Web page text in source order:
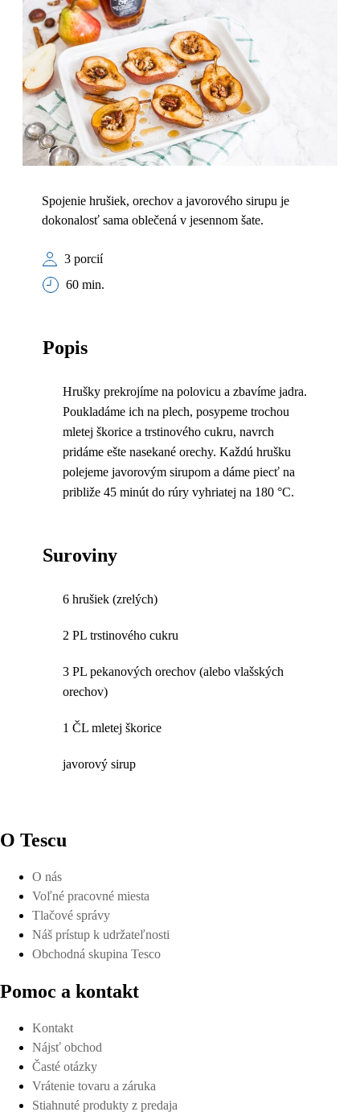
Spojenie hrušiek, orechov a javorového sirupu je
dokonalosť sama oblečená v jesennom šate.
3 porcií
60 min.
Popis
Hrušky prekrojíme na polovicu a zbavíme jadra.
Poukladáme ich na plech, posypeme trochou
mletej škorice a trstinového cukru, navrch
pridáme ešte nasekané orechy. Každú hrušku
polejeme javorovým sirupom a dáme piecť na
približe 45 minút do rúry vyhriatej na 180 °C.
Suroviny
6 hrušiek (zrelých)
2 PL trstinového cukru
3 PL pekanových orechov (alebo vlašských
orechov)
1 ČL mletej škorice
javorový sirup
O Tescu
O nás
Voľné pracovné miesta
Tlačové správy
Náš prístup k udržateľnosti
Obchodná skupina Tesco
Pomoc a kontakt
Kontakt
Nájsť obchod
Časté otázky
Vrátenie tovaru a záruka
Stiahnuté produkty z predaja